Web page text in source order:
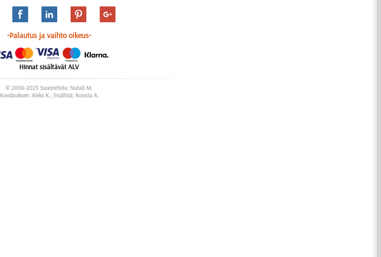
•Palautus ja vaihto oikeus•
Hinnat sisältävät ALV
© 2006-2025 Suunnittelu: Natali M.
Koodauksen: Aleks K.; Sisältöä: Konsta A.